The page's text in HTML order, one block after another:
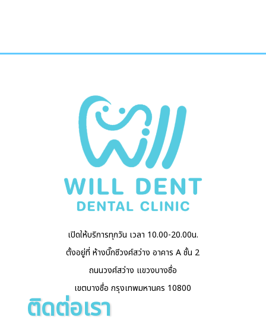
เปิดให้บริการทุกวัน เวลา 10.00-20.00น.
ตั้งอยู่ที่ ห้างบิ๊กซีวงศ์สว่าง อาคาร A ชั้น 2
ถนนวงศ์สว่าง แขวงบางซื่อ
เขตบางซื่อ กรุงเทพมหานคร 10800
ติดต่อเรา